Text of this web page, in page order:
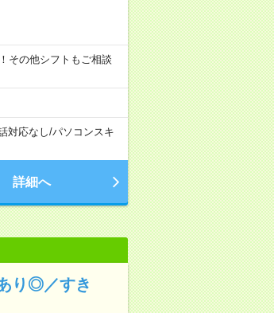
その他シフトもご相談
対応なし/パソコンスキ
詳細へ
り◎／すき